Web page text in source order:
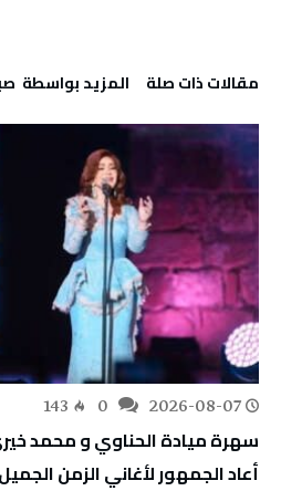
‫مقالات ذات صلة‬ ‫‫المزيد بواسطة‬
2026-08-07
143
سهرة ميادة الحناوي و محمد
أعاد الجمهور لأغاني الزمن الجميل